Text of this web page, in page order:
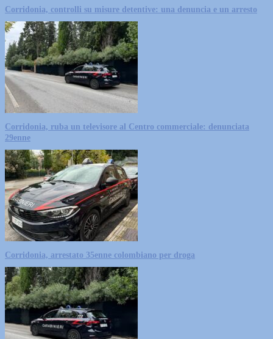
Corridonia, controlli su misure detentive: una denuncia e un arresto
Corridonia, ruba un televisore al Centro commerciale: denunciata
29enne
Corridonia, arrestato 35enne colombiano per droga